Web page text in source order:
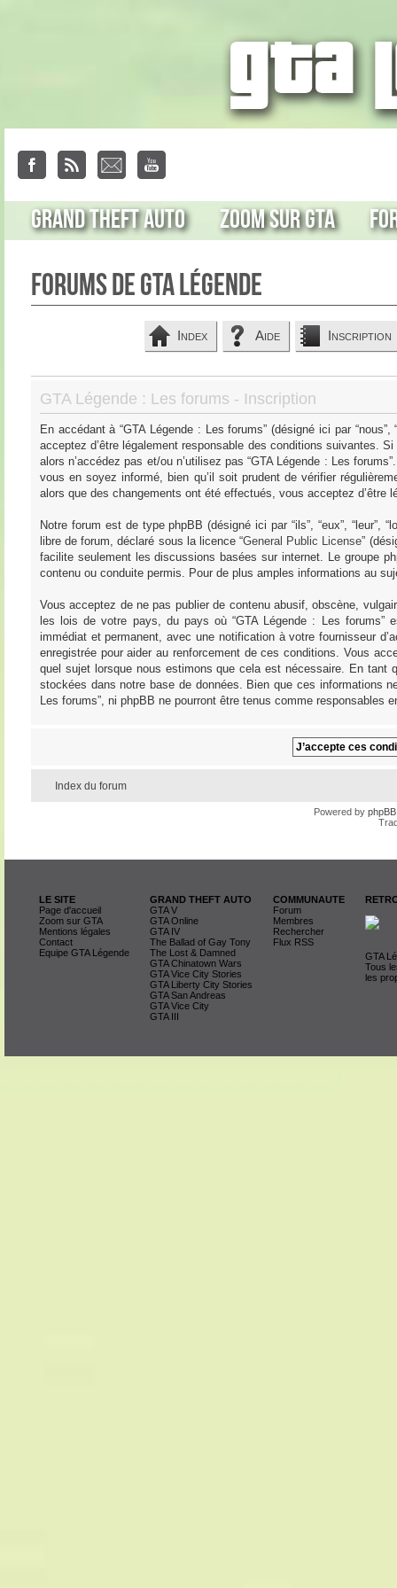
Grand Theft Auto Zoom sur GTA
Forums de GTA Légende
Index Aide Inscription
GTA Légende : Les forums - Inscription
En accédant à “GTA Légende : Les forums” (désigné ici par
acceptez d’être légalement responsable des conditions suivantes.
alors n’accédez pas et/ou n’utilisez pas “GTA Légende : Les
vous en soyez informé, bien qu’il soit prudent de vérifier
alors que des changements ont été effectués, vous acceptez
Notre forum est de type phpBB (désigné ici par “ils”, “eux”, “leur”,
libre de forum, déclaré sous la licence “General Public License”
facilite seulement les discussions basées sur internet. Le groupe
contenu ou conduite permis. Pour de plus amples informations au
Vous acceptez de ne pas publier de contenu abusif, obscène,
les lois de votre pays, du pays où “GTA Légende : Les
immédiat et permanent, avec une notification à votre fournisseur
enregistrée pour aider au renforcement de ces conditions. Vous
quel sujet lorsque nous estimons que cela est nécessaire. En tant
stockées dans notre base de données. Bien que ces informations
Les forums”, ni phpBB ne pourront être tenus comme
Index du forum
Powered by phpBB
LE SITE
Page d'accueil
Zoom sur GTA
Mentions légales
Contact
Equipe GTA Légende
GRAND THEFT AUTO
GTA V
GTA Online
GTA IV
The Ballad of Gay Tony
The Lost & Damned
GTA Chinatown Wars
GTA Vice City Stories
GTA Liberty City Stories
GTA San Andreas
GTA Vice City
GTA III
COMMUNAUTE
Forum
Membres
Rechercher
Flux RSS
GTA
Tous
les